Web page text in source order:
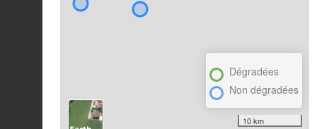
Dégradées
Non dégradées
10 km